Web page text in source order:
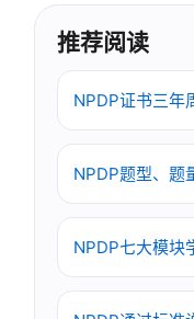
推荐阅读
NPDP证书三年
NPDP题型、题
NPDP七大模块